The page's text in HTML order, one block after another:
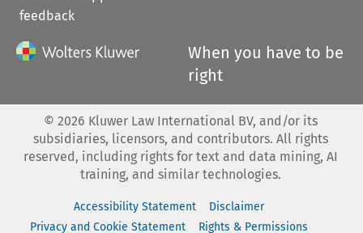
feedback
When you have to be
right
© 2026 Kluwer Law International BV, and/or its
subsidiaries, licensors, and contributors. All rights
reserved, including rights for text and data mining, AI
training, and similar technologies.
Accessibility Statement
Disclaimer
Privacy and Cookie Statement
Rights & Permissions